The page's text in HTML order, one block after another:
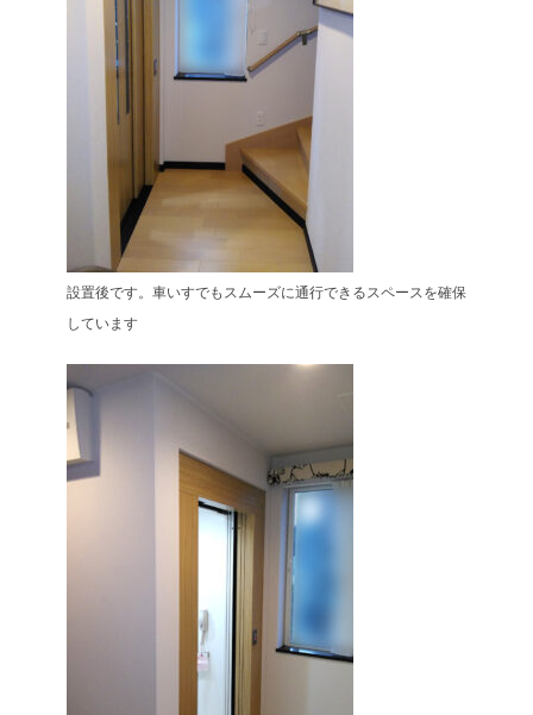
設置後です。車いすでもスムーズに通行できるスペースを確保
しています